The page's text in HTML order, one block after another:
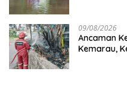
09/08/2026
Ancaman
Kemarau,